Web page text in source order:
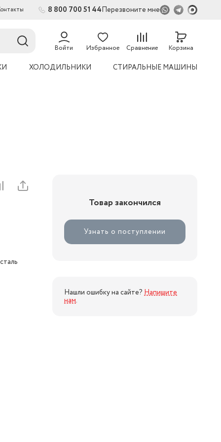
8 800 700 51 44Перезвоните мне
Войти Избранное Сравнение Корзина
ХОЛОДИЛЬНИКИ СТИРАЛЬНЫЕ МАШИНЫ
Товар закончился
Узнать о поступлении
Нашли ошибку на сайте? Напишите
нам.